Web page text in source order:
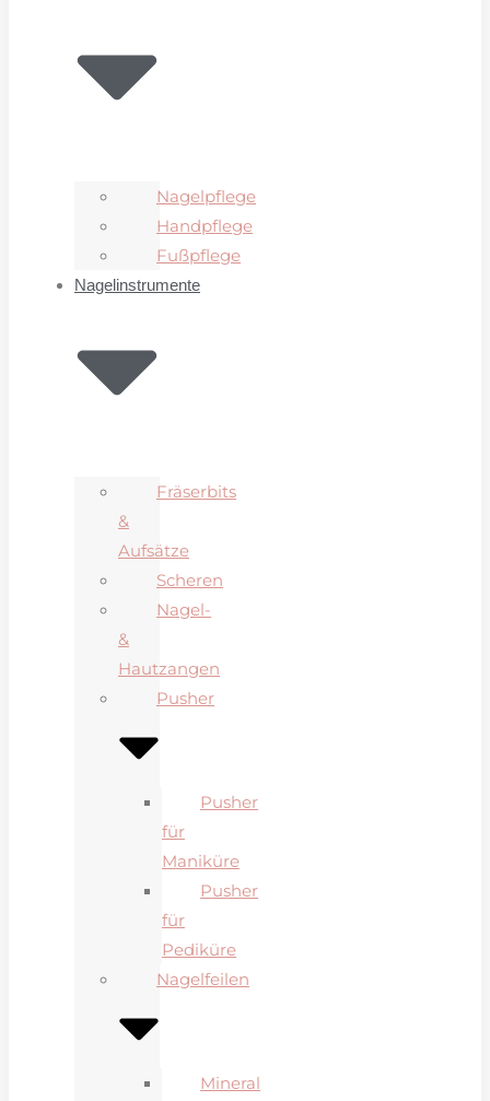
Nagelpflege
Handpflege
Fußpflege
Nagelinstrumente
Fräserbits
&
Aufsätze
Scheren
Nagel-
&
Hautzangen
Pusher
Pusher
für
Maniküre
Pusher
für
Pediküre
Nagelfeilen
Mineral